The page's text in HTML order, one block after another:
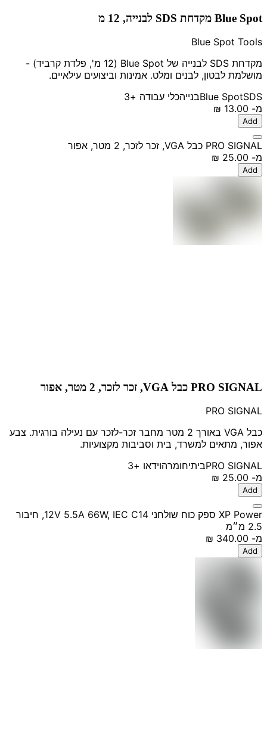
Blue Spot מקדחת SDS לבנייה, 12 מ
Blue Spot Tools
מקדחת SDS לבנייה של Blue Spot (12 מ', פלדת קרביד) -
מושלמת לבטון, לבנים ומלט. אמינות וביצועים עילאיים.
Blue SpotSDS בנייהכלי עבודה +3
מ-
Add
PRO SIGNAL כבל VGA, זכר לזכר, 2 מטר, אפור
מ-
Add
PRO SIGNAL כבל VGA, זכר לזכר, 2 מטר, אפור
PRO SIGNAL
כבל VGA באורך 2 מטר מחבר זכר-לזכר עם נעילה בורגית. צבע
אפור, מתאים למשרד, בית וסביבות מקצועיות.
PRO SIGNALביתיחומרהוידאו +3
מ-
Add
XP Power ספק כוח שולחני 12V 5.5A 66W, IEC C14, חיבור
2.5 מ״מ
מ-
Add